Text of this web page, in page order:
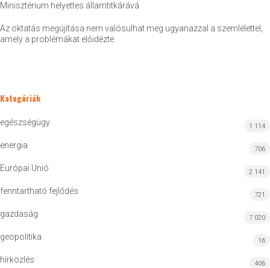
Minisztérium helyettes államtitkárává
Az oktatás megújítása nem valósulhat meg ugyanazzal a szemlélettel,
amely a problémákat előidézte
Kategóriák
egészségügy 1 114
energia 706
Európai Unió 2 141
fenntartható fejlődés 721
gazdaság 7 020
geopolitika 16
hírközlés 406